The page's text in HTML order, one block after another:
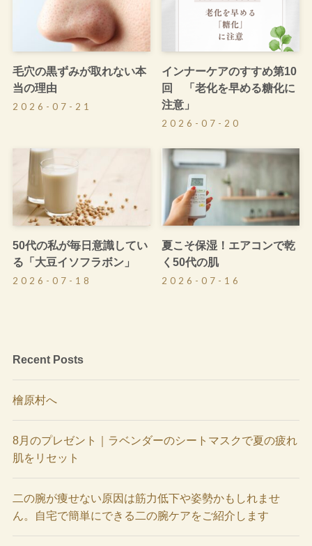
毛穴の黒ずみが取れない本
当の理由
2026-07-21
インナーケアのすすめ第10
回 「老化を早める糖化に
注意」
2026-07-20
50代の私が毎日意識してい
る「大豆イソフラボン」
2026-07-18
夏こそ保湿！エアコンで乾
く50代の肌
2026-07-16
Recent Posts
檜原村へ
8月のプレゼント｜ラベンダーのシートマスクで夏の疲れ
肌をリセット
二の腕が痩せない原因は筋力低下や姿勢かもしれませ
ん。自宅で簡単にできる二の腕ケアをご紹介します